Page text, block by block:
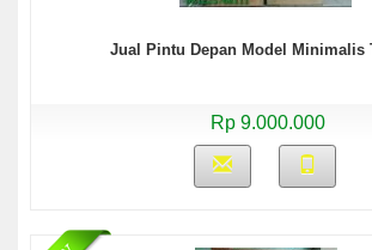
Jual Pintu Depan Model Minimalis
Rp 9.000.000